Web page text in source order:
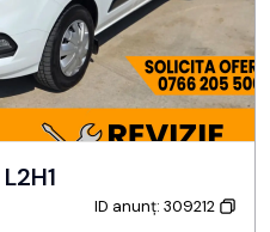
ID anunț: 309212